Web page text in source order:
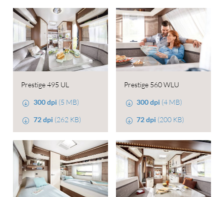
Prestige 495 UL
300 dpi (5 MB)
72 dpi (262 KB)
Prestige 560 WLU
300 dpi (4 MB)
72 dpi (200 KB)